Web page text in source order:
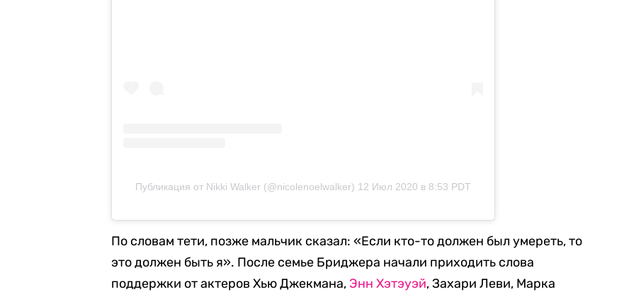
Публикация от Nikki Walker (@nicolenoelwalker) 12 Июл 2020 в 8:53 PDT
По словам тети, позже мальчик сказал: «Если кто-то должен был умереть, то
это должен быть я». После семье Бриджера начали приходить слова
поддержки от актеров Хью Джекмана, Энн Хэтэуэй, Захари Леви, Марка